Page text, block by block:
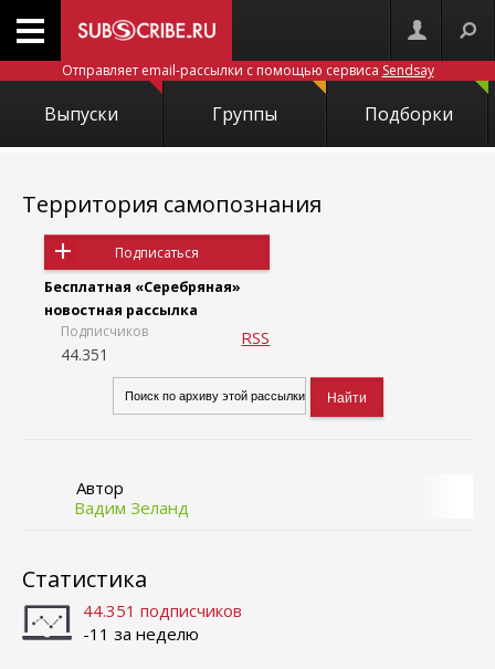
Отправляет email-рассылки с помощью сервиса Sendsay
Выпуски Группы Подборки
Территория самопознания
Подписаться
Бесплатная «Серебряная»
новостная рассылка
Подписчиков
44.351
RSS
Автор
Вадим Зеланд
Статистика
44.351 подписчиков
-11 за неделю